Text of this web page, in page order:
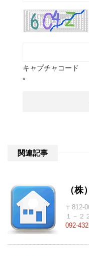
キャプチャコード
*
関連記事
（株
〒812-
１－２
092-